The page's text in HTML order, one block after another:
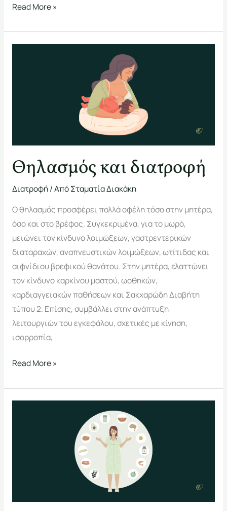
Read More »
Θηλασμός και διατροφή
Διατροφή/ ΑπόΣταματία Διακάκη
Ο θηλασμός προσφέρει πολλά οφέλη τόσο στην μητέρα,
όσο και στο βρέφος. Συγκεκριμένα, για το μωρό,
μειώνει τον κίνδυνο λοιμώξεων, γαστρεντερικών
διαταραχών, αναπνευστικών λοιμώξεων, ωτίτιδας και
αιφνίδιου βρεφικού θανάτου. Στην μητέρα, ελαττώνει
τον κίνδυνο καρκίνου μαστού, ωοθηκών,
καρδιαγγειακών παθήσεων και Σακχαρώδη Διαβήτη
τύπου 2. Επίσης, συμβάλλει στην ανάπτυξη
λειτουργιών του εγκεφάλου, σχετικές με κίνηση,
ισορροπία,
Read More »